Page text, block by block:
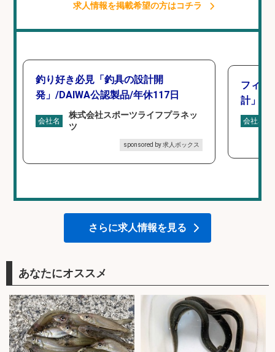
求人情報を掲載希望の方はコチラ
釣り好き必見「釣具の設計開
発」/DAIWA公認製品/年休117日
会社名
株式会社スポーツライフプラネッ
ツ
sponsored by 求人ボックス
フィッ
計」
会社名
さらに求人情報を見る
あなたにオススメ